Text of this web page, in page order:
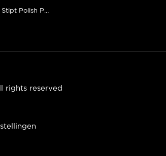
rights reserved